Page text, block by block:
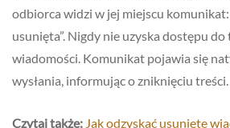
odbiorca widzi w jej miejscu komunikat:
usunięta”. Nigdy nie uzyska dostępu
wiadomości. Komunikat pojawia się
wysłania, informując o zniknięciu treści.
Czytaj także: Jak odzyskać usunięte